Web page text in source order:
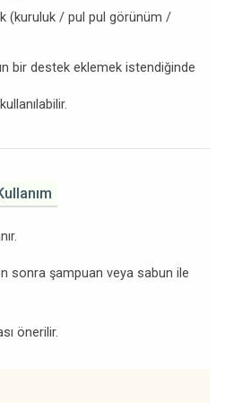
(kuruluk / pul pul görünüm /
bir destek eklemek istendiğinde
sonra şampuan veya sabun ile
önerilir.